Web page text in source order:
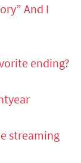
And I
ending?
streaming